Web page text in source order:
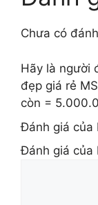
Chưa có
Hãy là người
đẹp giá rẻ
còn =
Đánh giá của
Đánh giá của